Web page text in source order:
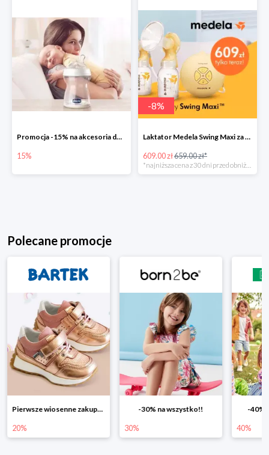
Promocja -15% na akcesoria do karmienia Chicco
15%
-8%
Laktator Medela Swing Maxi za 609zł
609.00 zł659.00 zł*
*najniższa cena z 30 dni przed obniżką
Polecane promocje
-30% na wszystko!!
30%
-40% na drugą sztukę
40% 25%